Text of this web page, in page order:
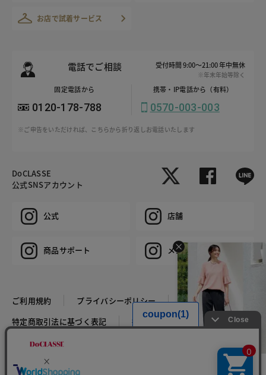
HIT ITEM - PANTS
お店で試着サービス
電話でご相談 受付時間 9:00～21:00 年中無休
※年末年始等除く
固定電話から
0120-178-788
携帯・IP電話から（有料）
0570-003-003
※ご申告をいただければ、こちらから折り返しお電話いたします
DoCLASSE
公式SNSアカウント
公式 店舗
商品サポート メンズ
ご利用規約
プライバシーポリシー
特定商取引法に基づく表記
推奨環境 企業情報
COPYRIGHT © DoCLASSE ALL RIGHTS RESERVED.